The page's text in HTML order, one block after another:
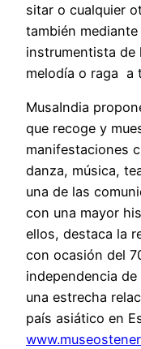
sitar o cualquier
también
instrumentista de
melodía o raga a
MusaIndia
que recoge y
manifestaciones
danza, música,
una de las
con una mayor
ellos, destaca la
con ocasión del
independencia
una estrecha
país asiático en